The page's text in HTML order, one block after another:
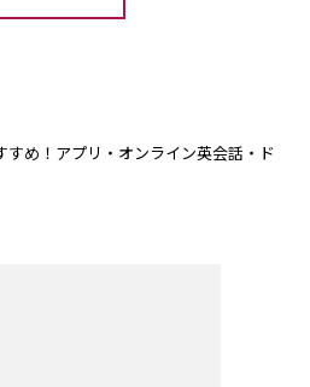
すめ！アプリ・オンライン英会話・ド